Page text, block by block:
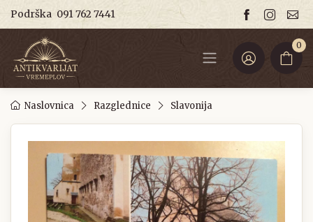
Podrška 091 762 7441
0
Naslovnica Razglednice Slavonija